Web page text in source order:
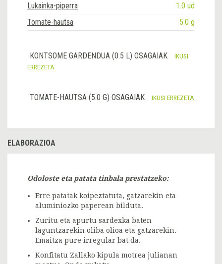
Lukainka-piperra
1.0 ud
Tomate-hautsa
5.0 g
KONTSOME GARDENDUA (0.5 L) OSAGAIAK
IKUSI
ERREZETA
TOMATE-HAUTSA (5.0 G) OSAGAIAK IKUSI ERREZETA
ELABORAZIOA
Odoloste eta patata tinbala prestatzeko:
Erre patatak koipeztatuta, gatzarekin eta
aluminiozko paperean bilduta.
Zuritu eta apurtu sardexka baten
laguntzarekin oliba olioa eta gatzarekin.
Emaitza pure irregular bat da.
Konfitatu Zallako kipula motrea julianan